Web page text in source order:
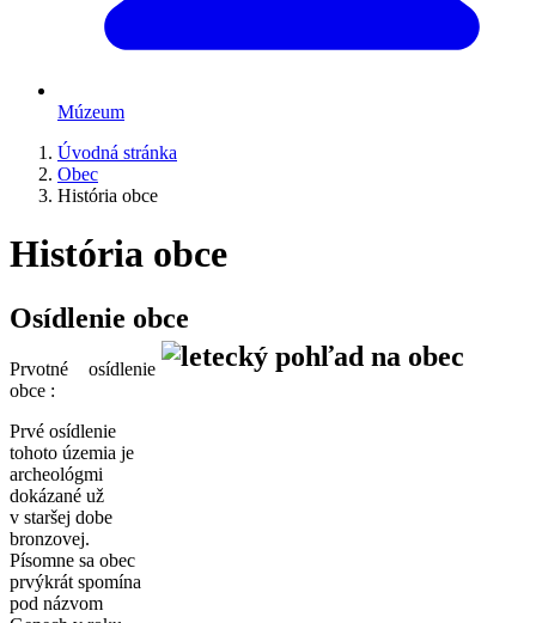
Múzeum
Úvodná stránka
Obec
História obce
História obce
Osídlenie obce
Prvotné osídlenie
obce :
Prvé osídlenie
tohoto územia je
archeológmi
dokázané už
v staršej dobe
bronzovej.
Písomne sa obec
prvýkrát spomína
pod názvom